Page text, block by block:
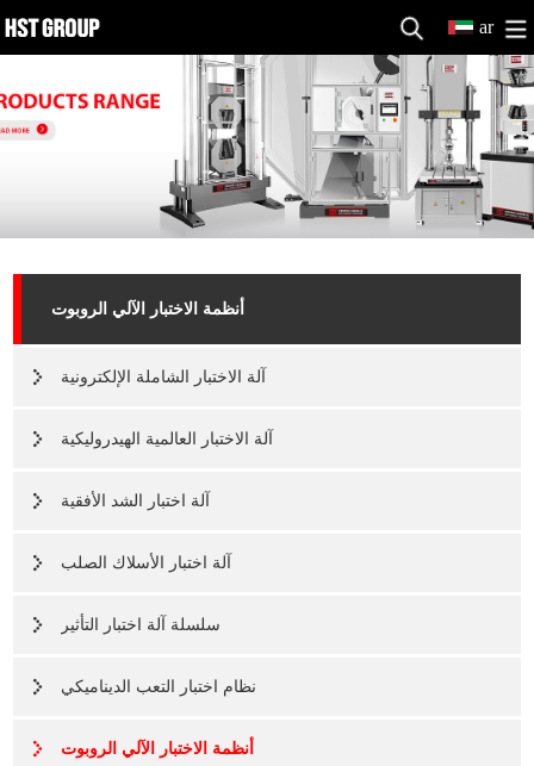
ar
أنظمة الاختبار الآلي الروبوت
آلة الاختبار الشاملة الإلكترونية
آلة الاختبار العالمية الهيدروليكية
آلة اختبار الشد الأفقية
آلة اختبار الأسلاك الصلب
سلسلة آلة اختبار التأثير
نظام اختبار التعب الديناميكي
أنظمة الاختبار الآلي الروبوت